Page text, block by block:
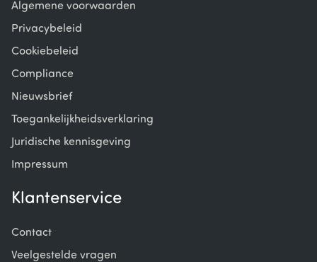
Algemene voorwaarden
Privacybeleid
Cookiebeleid
Compliance
Nieuwsbrief
Toegankelijkheidsverklaring
Juridische kennisgeving
Impressum
Klantenservice
Contact
Veelgestelde vragen